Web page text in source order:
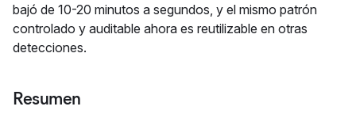
bajó de 10-20 minutos a segundos, y el mismo patrón
controlado y auditable ahora es reutilizable en otras
detecciones.
Resumen